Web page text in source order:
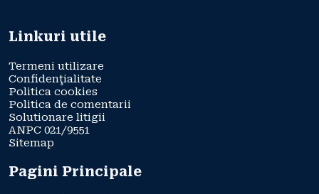
Linkuri utile
Termeni utilizare
Confidenţialitate
Politica cookies
Politica de comentarii
Solutionare litigii
ANPC 021/9551
Sitemap
Pagini Principale